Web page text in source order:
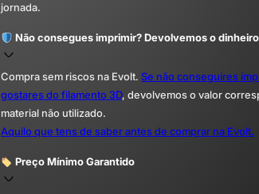
jornada.
Não consegues imprimir? Devolvemos o
Compra sem riscos na Evolt. Se não conseguires
gostares do filamento 3D, devolvemos o valor
material não utilizado.
Aquilo que tens de saber antes de comprar na Evolt.
Preço Mínimo Garantido